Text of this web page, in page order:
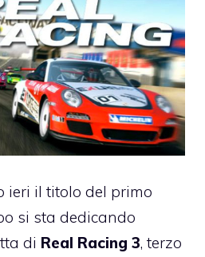
ieri il titolo del primo
si sta dedicando
di Real Racing 3, terzo